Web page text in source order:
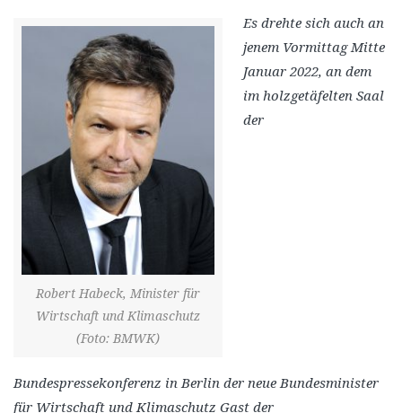
Robert Habeck, Minister für
Wirtschaft und Klimaschutz
(Foto: BMWK)
Es drehte sich auch an
jenem Vormittag Mitte
Januar 2022, an dem
im holzgetäfelten Saal
der
Bundespressekonferenz in Berlin der neue Bundesminister
für Wirtschaft und Klimaschutz Gast der